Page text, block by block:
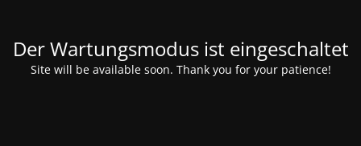
Der Wartungsmodus ist eingeschaltet
Site will be available soon. Thank you for your patience!